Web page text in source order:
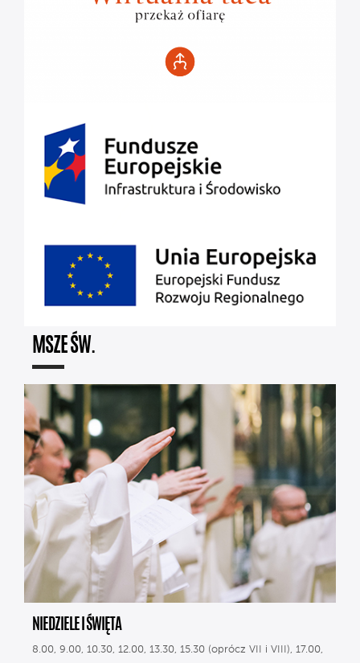
MSZE ŚW.
NIEDZIELE I ŚWIĘTA
8.00, 9.00, 10.30, 12.00, 13.30, 15.30 (oprócz VII i VIII), 17.00,